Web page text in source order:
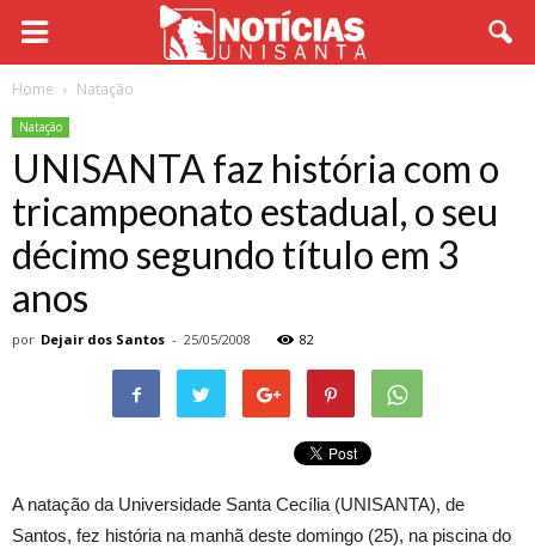
Home Natação
Natação
UNISANTA faz história com o
tricampeonato estadual, o seu
décimo segundo título em 3
anos
por Dejair dos Santos - 25/05/2008 82
A natação da Universidade Santa Cecília (UNISANTA), de
Santos, fez história na manhã deste domingo (25), na piscina do